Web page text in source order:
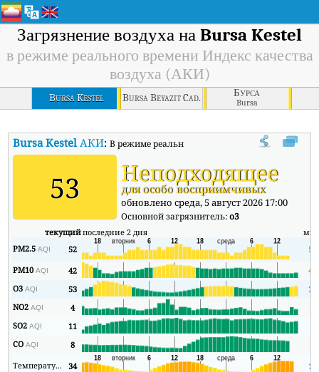
Загрязнение воздуха на Bursa Kestel
в режиме реального времени Индекс качества
воздуха (АКИ)
Bursa Kestel Bursa Beyazit Cad. Бурса
Bursa
Bursa Kestel АКИ:В режиме реального времени Индекс качества
53 Неподходящее
для особо восприимчивых
обновлено среда, 5 август 2026 17:00
Основной загрязнитель:o3
текущийпоследние 2 дня
PM2.5AQI 52
52
PM10AQI 42
40
O3AQI 53
31
NO2AQI 4
SO2AQI 11
COAQI 8
Температура
34
15